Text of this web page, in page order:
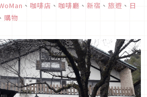
、 咖啡店 、 咖啡廳 、 新宿 、 旅遊 、 日
、 購物